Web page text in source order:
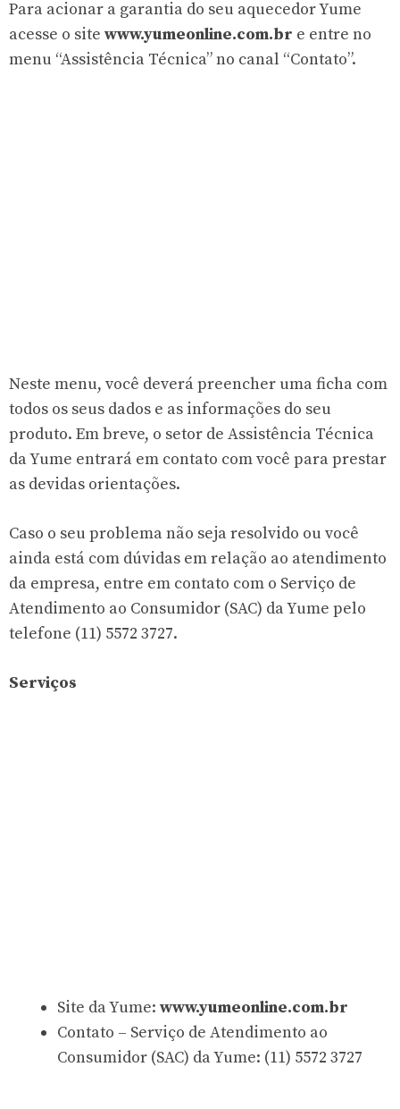
Para acionar a garantia do seu aquecedor Yume
acesse o site www.yumeonline.com.br e entre no
menu “Assistência Técnica” no canal “Contato”.
Neste menu, você deverá preencher uma ficha com
todos os seus dados e as informações do seu
produto. Em breve, o setor de Assistência Técnica
da Yume entrará em contato com você para prestar
as devidas orientações.
Caso o seu problema não seja resolvido ou você
ainda está com dúvidas em relação ao atendimento
da empresa, entre em contato com o Serviço de
Atendimento ao Consumidor (SAC) da Yume pelo
telefone (11) 5572 3727.
Serviços
Site da Yume: www.yumeonline.com.br
Contato – Serviço de Atendimento ao
Consumidor (SAC) da Yume: (11) 5572 3727